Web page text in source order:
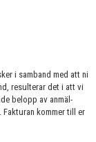
i samband med att ni
resulterar det i att vi
belopp av anmäl-
kommer till er